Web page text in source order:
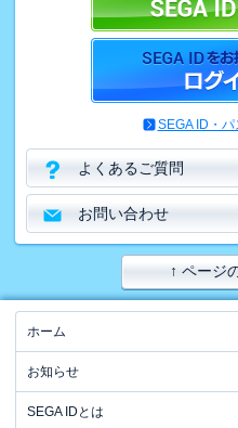
SEGA ID・
よくあるご質問
お問い合わせ
↑ ページ
ホーム
お知らせ
SEGA IDとは